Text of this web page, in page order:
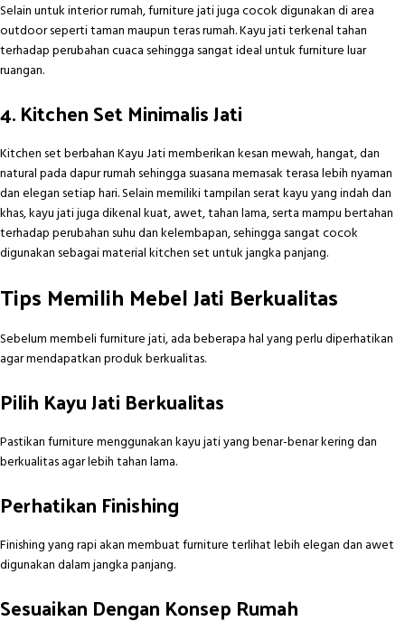
Selain untuk interior rumah, furniture jati juga cocok digunakan di area
outdoor seperti taman maupun teras rumah. Kayu jati terkenal tahan
terhadap perubahan cuaca sehingga sangat ideal untuk furniture luar
ruangan.
4. Kitchen Set Minimalis Jati
Kitchen set berbahan Kayu Jati memberikan kesan mewah, hangat, dan
natural pada dapur rumah sehingga suasana memasak terasa lebih nyaman
dan elegan setiap hari. Selain memiliki tampilan serat kayu yang indah dan
khas, kayu jati juga dikenal kuat, awet, tahan lama, serta mampu bertahan
terhadap perubahan suhu dan kelembapan, sehingga sangat cocok
digunakan sebagai material kitchen set untuk jangka panjang.
Tips Memilih Mebel Jati Berkualitas
Sebelum membeli furniture jati, ada beberapa hal yang perlu diperhatikan
agar mendapatkan produk berkualitas.
Pilih Kayu Jati Berkualitas
Pastikan furniture menggunakan kayu jati yang benar-benar kering dan
berkualitas agar lebih tahan lama.
Perhatikan Finishing
Finishing yang rapi akan membuat furniture terlihat lebih elegan dan awet
digunakan dalam jangka panjang.
Sesuaikan Dengan Konsep Rumah